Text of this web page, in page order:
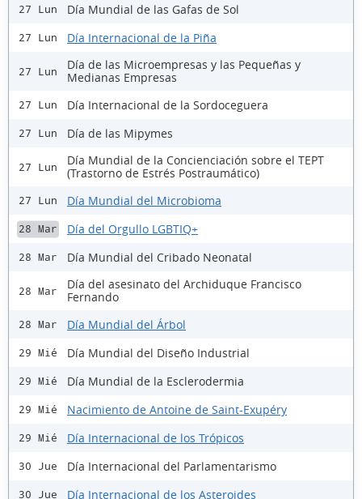
27 Lun Día Mundial de las Gafas de Sol
27 Lun Día Internacional de la Piña
27 Lun
Día de las Microempresas y las Pequeñas y
Medianas Empresas
27 Lun Día Internacional de la Sordoceguera
27 Lun Día de las Mipymes
27 Lun
Día Mundial de la Concienciación sobre el TEPT
(Trastorno de Estrés Postraumático)
27 Lun Día Mundial del Microbioma
28 Mar Día del Orgullo LGBTIQ+
28 Mar Día Mundial del Cribado Neonatal
28 Mar
Día del asesinato del Archiduque Francisco
Fernando
28 Mar Día Mundial del Árbol
29 Mié Día Mundial del Diseño Industrial
29 Mié Día Mundial de la Esclerodermia
29 Mié Nacimiento de Antoine de Saint-Exupéry
29 Mié Día Internacional de los Trópicos
30 Jue Día Internacional del Parlamentarismo
30 Jue Día Internacional de los Asteroides